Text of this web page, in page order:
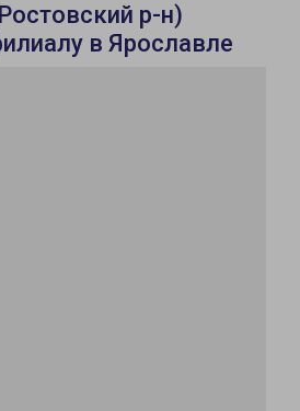
р-н)
в Ярославле